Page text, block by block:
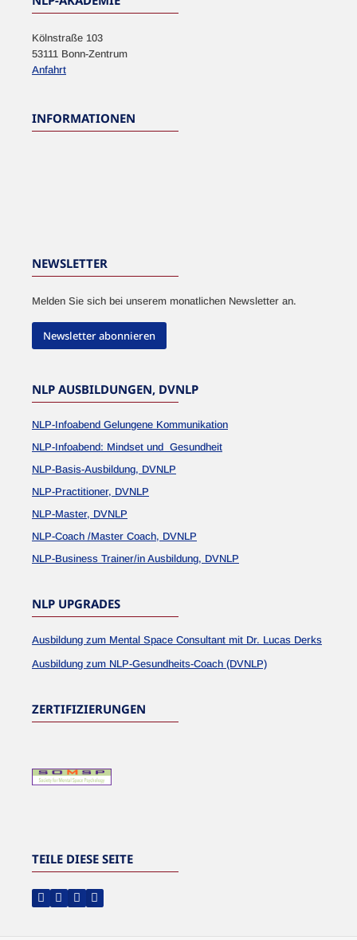
Kölnstraße 103
53111 Bonn-Zentrum
Anfahrt
INFORMATIONEN
NEWSLETTER
Melden Sie sich bei unserem monatlichen Newsletter an.
Newsletter abonnieren
NLP AUSBILDUNGEN, DVNLP
NLP-Infoabend Gelungene Kommunikation
NLP-Infoabend: Mindset und Gesundheit
NLP-Basis-Ausbildung, DVNLP
NLP-Practitioner, DVNLP
NLP-Master, DVNLP
NLP-Coach /Master Coach, DVNLP
NLP-Business Trainer/in Ausbildung, DVNLP
NLP UPGRADES
Ausbildung zum Mental Space Consultant mit Dr. Lucas Derks
Ausbildung zum NLP-Gesundheits-Coach (DVNLP)
ZERTIFIZIERUNGEN
TEILE DIESE SEITE